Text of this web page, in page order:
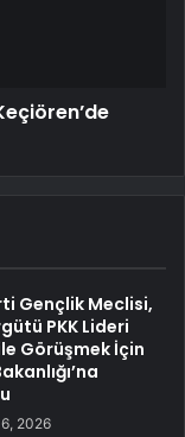
Gençlik Meclisi,
PKK Lideri
Görüşmek İçin
2026